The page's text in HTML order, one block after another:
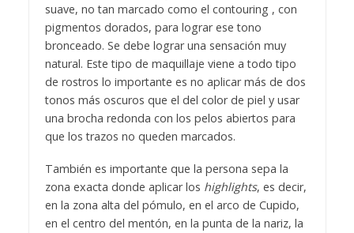
suave, no tan marcado como el contouring , con
pigmentos dorados, para lograr ese tono
bronceado. Se debe lograr una sensación muy
natural. Este tipo de maquillaje viene a todo tipo
de rostros lo importante es no aplicar más de dos
tonos más oscuros que el del color de piel y usar
una brocha redonda con los pelos abiertos para
que los trazos no queden marcados.
También es importante que la persona sepa la
zona exacta donde aplicar los highlights, es decir,
en la zona alta del pómulo, en el arco de Cupido,
en el centro del mentón, en la punta de la nariz, la